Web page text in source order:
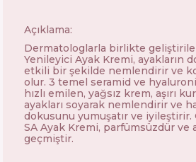
Açıklama:
Dermatologlarla birlikte
Yenileyici Ayak Kremi, ayakların
etkili bir şekilde nemlendirir ve
olur. 3 temel seramid ve
hızlı emilen, yağsız krem, aşırı
ayakları soyarak nemlendirir ve
dokusunu yumuşatır ve iyileştirir.
SA Ayak Kremi, parfümsüzdür
geçmiştir.